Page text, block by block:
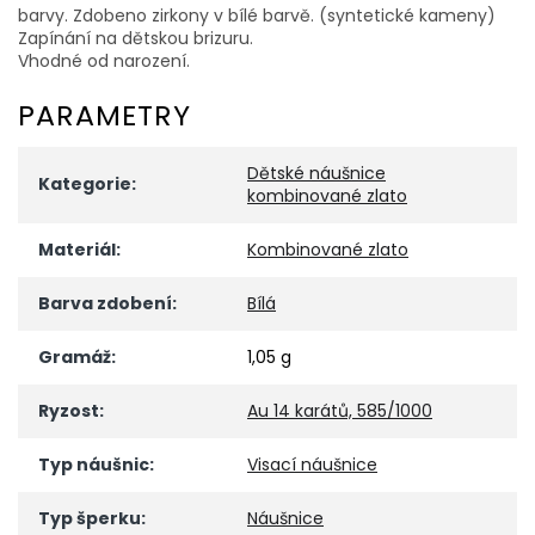
barvy. Zdobeno zirkony v bílé barvě. (syntetické kameny)
Zapínání na dětskou brizuru.
Vhodné od narození.
PARAMETRY
Kategorie:
Dětské náušnice
kombinované zlato
Materiál: Kombinované zlato
Barva zdobení: Bílá
Gramáž: 1,05 g
Ryzost: Au 14 karátů, 585/1000
Typ náušnic: Visací náušnice
Typ šperku: Náušnice